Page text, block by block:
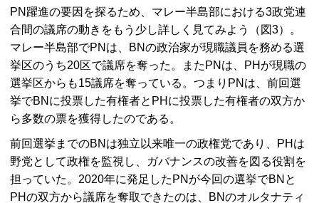
PN 躍進の要因を探るため、マレー半島部における3政党連
合間の議席の動きをもう少し詳しく見てみよう（図3）。
マレー半島部でPN は、 BNの政治家が現職議員を務める選
挙区のうち20区で議席を奪った。また PN は、 PH が現職の
選挙区からも15議席を奪っている。つまり PN は、前回選
挙でBN に投票した有権者と PH に投票した有権者の双方か
ら多数の票を獲得したのである。
前回選挙までのBN は独立以来唯一の政権党であり、 PH は
野党として政権を監視し、ガバナンスの改善を図る役割を
担っていた。2020年に発足した PN が今回の選挙でBN と
PHの双方から議席を奪取できたのは、 BNのオルタナティ